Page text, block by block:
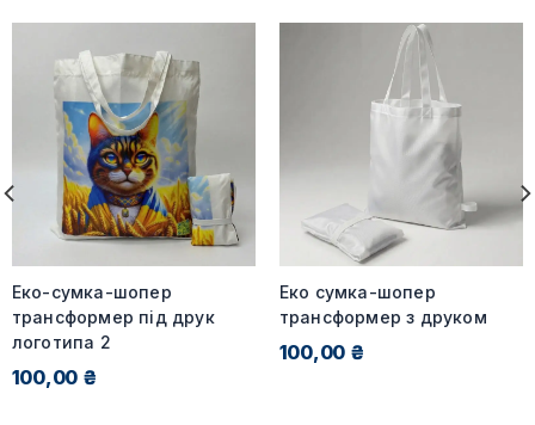
Еко-сумка-шопер
трансформер під друк
логотипа 2
100,00 ₴
Еко сумка-шопер
трансформер з друком
100,00 ₴